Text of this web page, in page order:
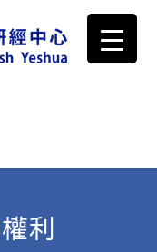
研經中心
聖經，成為更好的門徒
利